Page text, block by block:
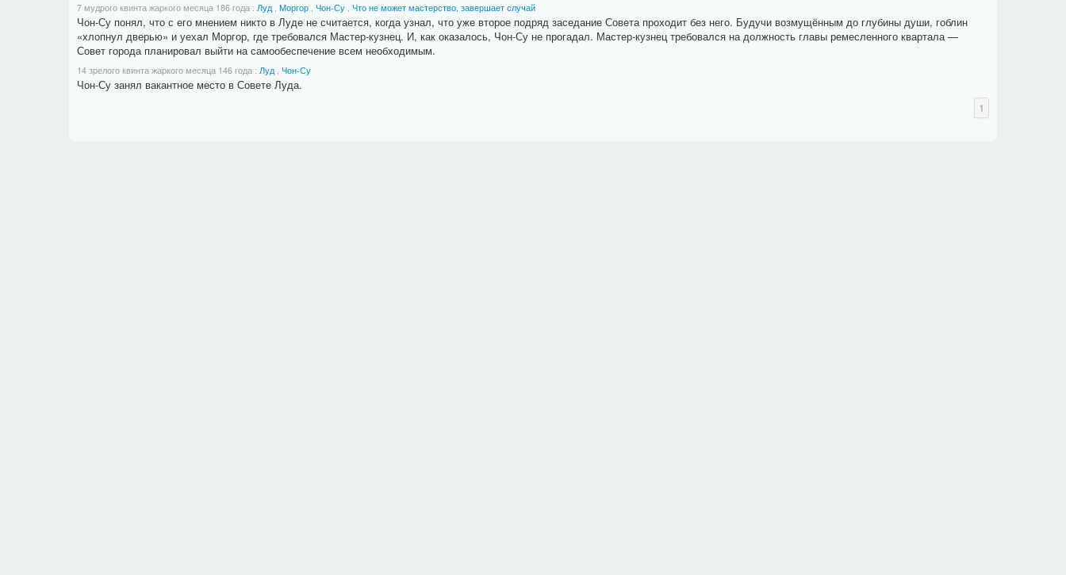
7 мудрого квинта жаркого месяца 186 года : Луд, Моргор, Чон-Су, Что не может мастерство, завершает случай
Чон-Су понял, что с его мнением никто в Луде не считается, когда узнал, что уже второе подряд заседание Совета проходит без него. Будучи возмущённым до глубины души, гоблин
«хлопнул дверью» и уехал Моргор, где требовался Мастер-кузнец. И, как оказалось, Чон-Су не прогадал. Мастер-кузнец требовался на должность главы ремесленного квартала —
Совет города планировал выйти на самообеспечение всем необходимым.
14 зрелого квинта жаркого месяца 146 года : Луд, Чон-Су
Чон-Су занял вакантное место в Совете Луда.
1